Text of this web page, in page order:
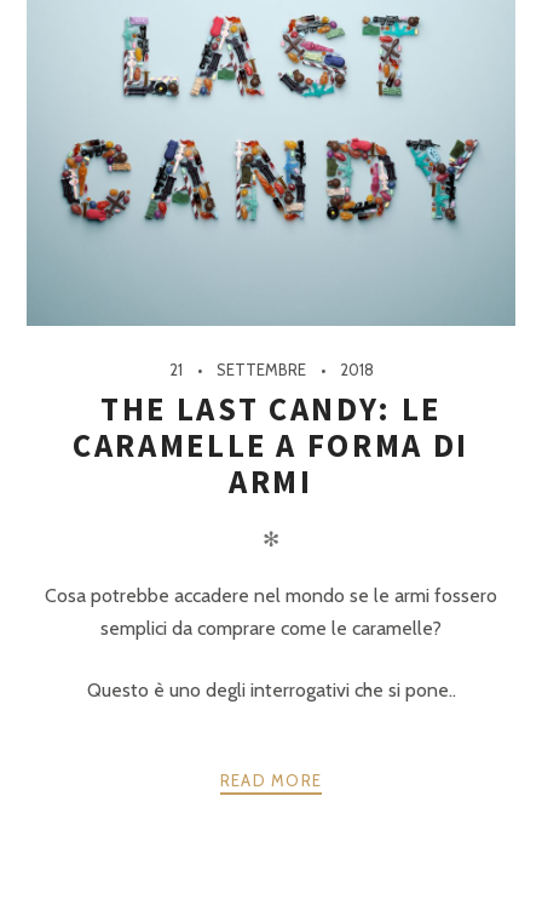
21 SETTEMBRE 2018
THE LAST CANDY: LE
CARAMELLE A FORMA DI
ARMI
✻
Cosa potrebbe accadere nel mondo se le armi fossero
semplici da comprare come le caramelle?
Questo è uno degli interrogativi che si pone..
READ MORE